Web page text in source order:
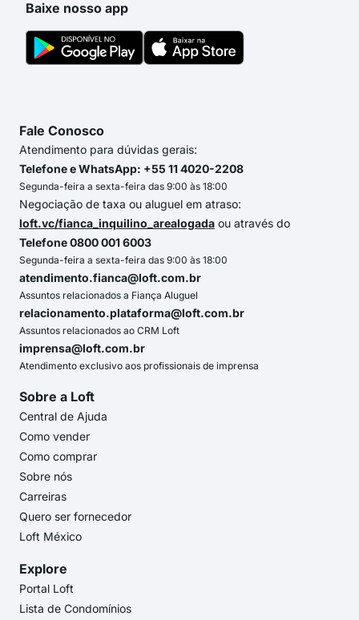
Baixe nosso app
Fale Conosco
Atendimento para dúvidas gerais:
Telefone e WhatsApp: +55 11 4020-2208
Segunda-feira a sexta-feira das 9:00 às 18:00
Negociação de taxa ou aluguel em atraso:
loft.vc/fianca_inquilino_arealogada ou através do
Telefone 0800 001 6003
Segunda-feira a sexta-feira das 9:00 às 18:00
atendimento.fianca@loft.com.br
Assuntos relacionados a Fiança Aluguel
relacionamento.plataforma@loft.com.br
Assuntos relacionados ao CRM Loft
imprensa@loft.com.br
Atendimento exclusivo aos profissionais de imprensa
Sobre a Loft
Central de Ajuda
Como vender
Como comprar
Sobre nós
Carreiras
Quero ser fornecedor
Loft México
Explore
Portal Loft
Lista de Condomínios